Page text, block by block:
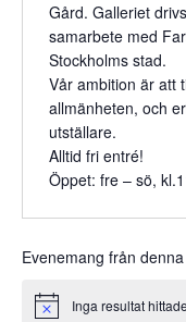
Gård. Galleriet
samarbete med
Stockholms stad.
Vår ambition är att
allmänheten, och
utställare.
Alltid fri entré!
Öppet: fre – sö,
Evenemang från
Notice Inga resultat